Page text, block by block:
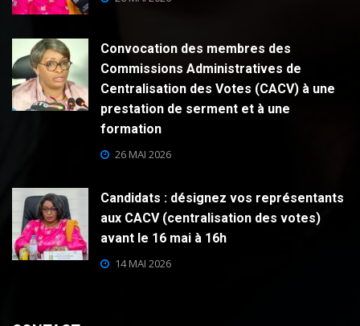
Convocation des membres des
Commissions Administratives de
Centralisation des Votes (CACV) à une
prestation de serment et à une
formation
26 MAI 2026
Candidats : désignez vos représentants
aux CACV (centralisation des votes)
avant le 16 mai à 16h
14 MAI 2026